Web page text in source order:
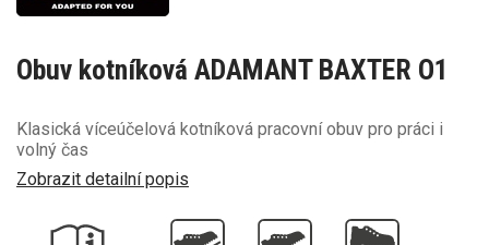
Obuv kotníková ADAMANT BAXTER O1
Klasická víceúčelová kotníková pracovní obuv pro práci i
volný čas
Zobrazit detailní popis